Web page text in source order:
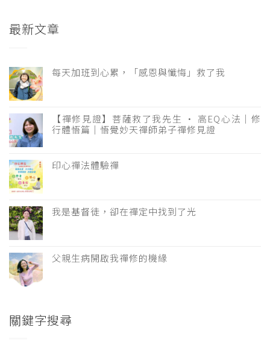
最新文章
每天加班到心累，「感恩與懺悔」救了我
【禪修見證】菩薩救了我先生 · 高EQ心法｜修
行體悟篇｜悟覺妙天禪師弟子禪修見證
印心禪法體驗禪
我是基督徒，卻在禪定中找到了光
父親生病開啟我禪修的機緣
關鍵字搜尋